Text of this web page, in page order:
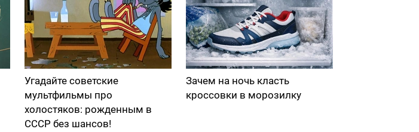
Угадайте советские
мультфильмы про
холостяков: рожденным в
СССР без шансов!
Зачем на ночь класть
кроссовки в морозилку